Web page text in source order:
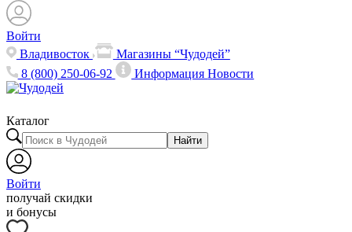
Войти
Владивосток
Магазины “Чудодей”
8 (800) 250-06-92
ИнформацияНовости
Каталог
Найти
Войти
получай скидки
и бонусы